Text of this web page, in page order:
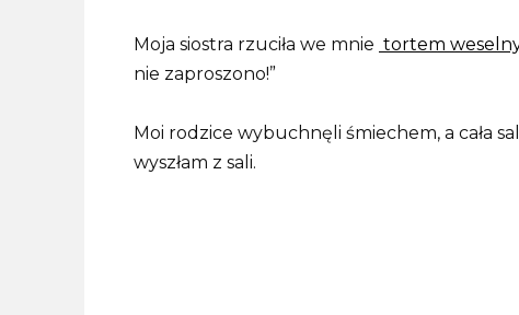
Moja siostra rzuciła we mnie tortem
nie zaproszono!”
Moi rodzice wybuchnęli śmiechem, a cała
wyszłam z sali.